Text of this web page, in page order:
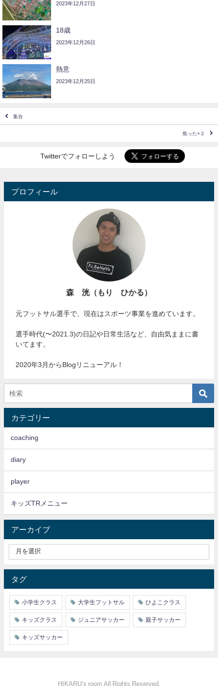
2023年12月27日
18歳
2023年12月26日
熱意
2023年12月25日
集合
焦った×２
Twitterでフォローしよう
プロフィール
森 洸（もり ひかる）
元フットサル選手で、現在はスポーツ事業を進めています。
選手時代(〜2021.3)の日記や日常生活など、自由気ままに書
いてます。
2020年3月からBlogリニューアル！
カテゴリー
coaching
diary
player
キッズTRメニュー
アーカイブ
タグ
小学生クラス 大学生フットサル ひよこクラス
キッズクラス ジュニアサッカー 親子サッカー
キッズサッカー
HIKARU’s room All Rights Reserved.